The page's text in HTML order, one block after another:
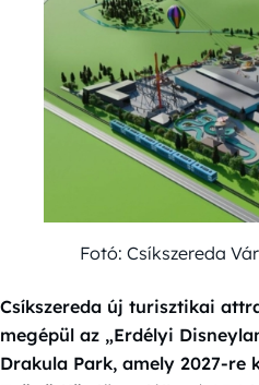
Fotó: Csíkszereda
Csíkszereda új turisztikai
megépül az „Erdélyi
Drakula Park, amely 2027-re